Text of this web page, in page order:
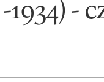
-1934) -